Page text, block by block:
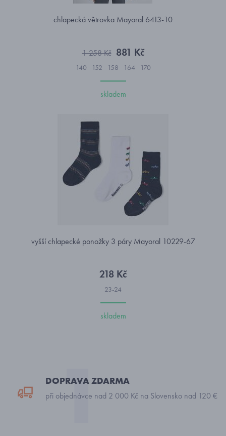
chlapecká větrovka Mayoral 6413-10
1 258 Kč 881 Kč
140 152 158 164 170
skladem
vyšší chlapecké ponožky 3 páry Mayoral 10229-67
218 Kč
23-24
skladem
DOPRAVA ZDARMA
při objednávce nad 2 000 Kč na Slovensko nad 120 €